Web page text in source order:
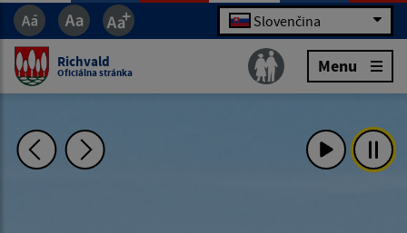
Slovenčina
Richvald
Oficiálna stránka Menu